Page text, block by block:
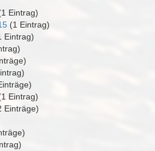
Eintrag)
(1 Eintrag)
Eintrag)
Eintrag)
Einträge)